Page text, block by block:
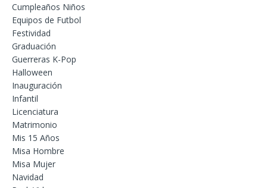
Cumpleaños Niños
Equipos de Futbol
Festividad
Graduación
Guerreras K-Pop
Halloween
Inauguración
Infantil
Licenciatura
Matrimonio
Mis 15 Años
Misa Hombre
Misa Mujer
Navidad